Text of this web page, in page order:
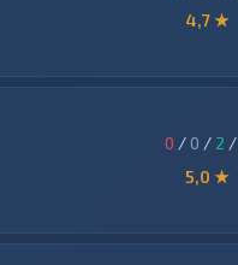
4,7 ★
0 / 0 / 2 /
5,0 ★